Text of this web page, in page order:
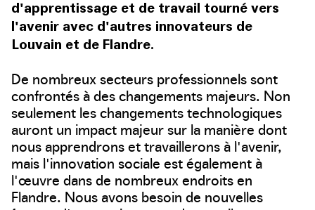
d'apprentissage et de travail tourné vers
l'avenir avec d'autres innovateurs de
Louvain et de Flandre.
De nombreux secteurs professionnels sont
confrontés à des changements majeurs. Non
seulement les changements technologiques
auront un impact majeur sur la manière dont
nous apprendrons et travaillerons à l'avenir,
mais l'innovation sociale est également à
l'œuvre dans de nombreux endroits en
Flandre. Nous avons besoin de nouvelles